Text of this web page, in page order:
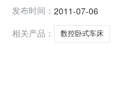
号：0835-
详见询价文件用
发布时间： 2011-07-06
相关产品：
数控卧式车床